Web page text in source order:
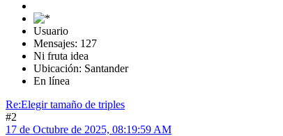
Usuario
Mensajes: 127
Ni fruta idea
Ubicación: Santander
En línea
Re:Elegir tamaño de triples
#2
17 de Octubre de 2025, 08:19:59 AM